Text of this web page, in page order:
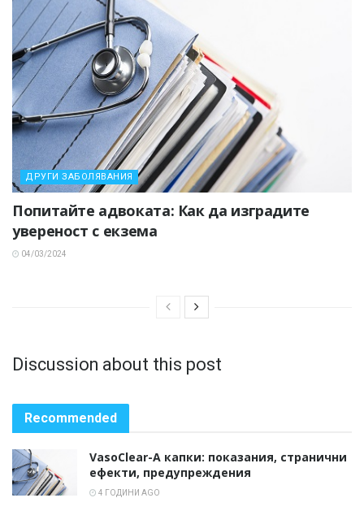
ДРУГИ ЗАБОЛЯВАНИЯ
Попитайте адвоката: Как да изградите
увереност с екзема
04/03/2024
Discussion about this post
Recommended
VasoClear-A капки: показания, странични
ефекти, предупреждения
4 ГОДИНИ AGO